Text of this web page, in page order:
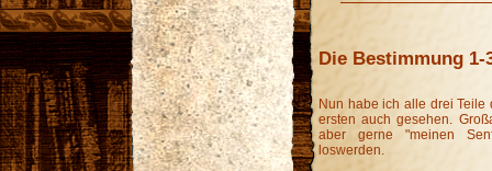
Die Bestimmung 1-
Nun habe ich alle drei Teile
ersten auch gesehen.
aber gerne "meinen
loswerden.